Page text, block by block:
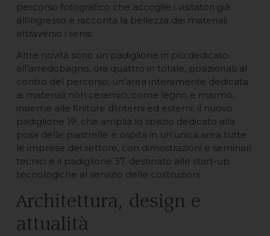
percorso fotografico che accoglie i visitatori già
all’ingresso e racconta la bellezza dei materiali
attraverso i sensi.
Altre novità sono un padiglione in più dedicato
all’arredobagno, ora quattro in totale, posizionati al
centro del percorso; un’area interamente dedicata
ai materiali non ceramici, come legno e marmo,
insieme alle finiture d’interni ed esterni; il nuovo
padiglione 19, che amplia lo spazio dedicato alla
posa delle piastrelle e ospita in un’unica area tutte
le imprese del settore, con dimostrazioni e seminari
tecnici e il padiglione 37, destinato alle start-up
tecnologiche al servizio delle costruzioni.
Architettura, design e
attualità